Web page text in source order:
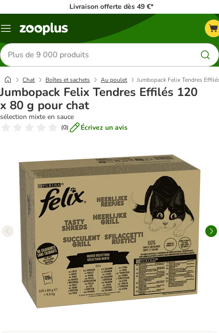
Livraison offerte dès 49 €*
Menu
Rechercher
des
produits
Chat Boîtes et sachets Au poulet Jumbopack Felix Tendres
Jumbopack Felix Tendres Effilés 120
x 80 g pour chat
sélection mixte en sauce
(0) Écrivez un avis